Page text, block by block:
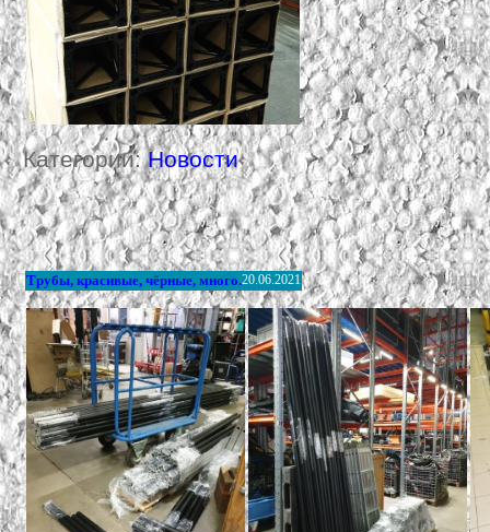
Категории: Новости
Трубы, красивые, чёрные, много.20.06.2021